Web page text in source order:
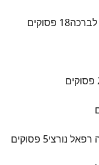
לברכה18 פסוקים
פסוקים
רפאל נורצי5 פסוקים